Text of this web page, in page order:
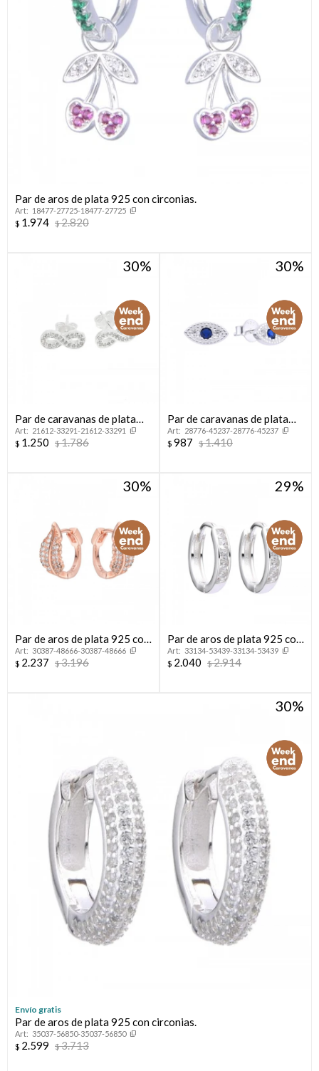
Par de aros de plata 925 con circonias.
18477-27725-18477-27725
$ 1.974 $2.820
30
Par de caravanas de plata
925 con circonias,
INFINITO.
21612-33291-21612-33291
$ 1.250 $1.786
30
Par de caravanas de plata
925 con circonia, OJO
TURCO.
28776-45237-28776-45237
$ 987 $1.410
30
Par de aros de plata 925 con
baño de oro rosado con
circonias, HOJAS.
30387-48666-30387-48666
$ 2.237 $3.196
29
Par de aros de plata 925 con
circonias.
33134-53439-33134-53439
$ 2.040 $2.914
30
Envío gratis
Par de aros de plata 925 con circonias.
35037-56850-35037-56850
$ 2.599 $3.713